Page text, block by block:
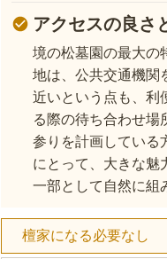
アクセスの良さ
境の松墓園の最大の
地は、公共交通機関
近いという点も、利
る際の待ち合わせ場
参りを計画している
にとって、大きな魅
一部として自然に組
檀家になる必要なし